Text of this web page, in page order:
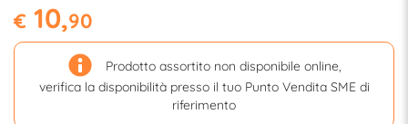
€ 10,90
Prodotto assortito non disponibile online,
verifica la disponibilità presso il tuo Punto Vendita SME di
riferimento